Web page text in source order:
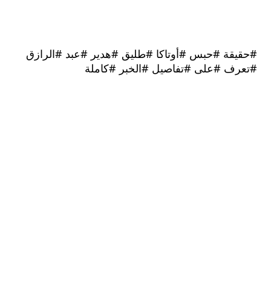
#حبس #أوتاكا #طليق #هدير #عبد #الرازق
#على #تفاصيل #الخبر #كاملة